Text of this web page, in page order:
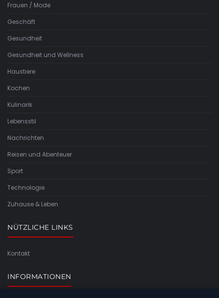
Frauen / Mode
Geschäft
Gesundheit
Gesundheit und Wellness
Haustiere
Kochen
Kulinarik
Lebensstil
Nachrichten
Reisen und Abenteuer
Sport
Technologie
Zuhause & Leben
NÜTZLICHE LINKS
Kontakt
INFORMATIONEN